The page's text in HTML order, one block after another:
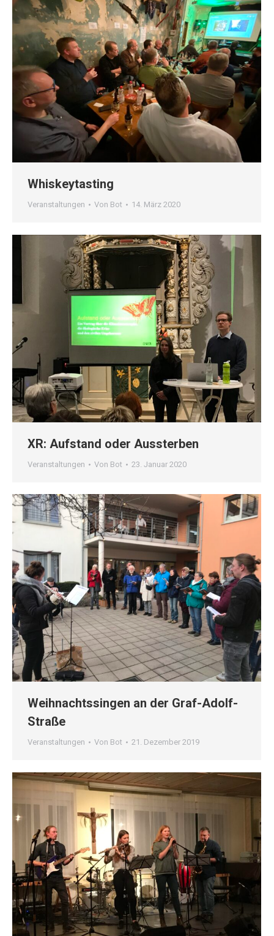
Whiskeytasting
Veranstaltungen Von Bot 14. März 2020
XR: Aufstand oder Aussterben
Veranstaltungen Von Bot 23. Januar 2020
Weihnachtssingen an der Graf-Adolf-
Straße
Veranstaltungen Von Bot 21. Dezember 2019